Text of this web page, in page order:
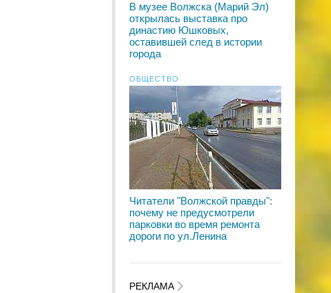
В музее Волжска (Марий Эл)
открылась выставка про
династию Юшковых,
оставившей след в истории
города
ОБЩЕСТВО
Читатели "Волжской правды":
почему не предусмотрели
парковки во время ремонта
дороги по ул.Ленина
РЕКЛАМА